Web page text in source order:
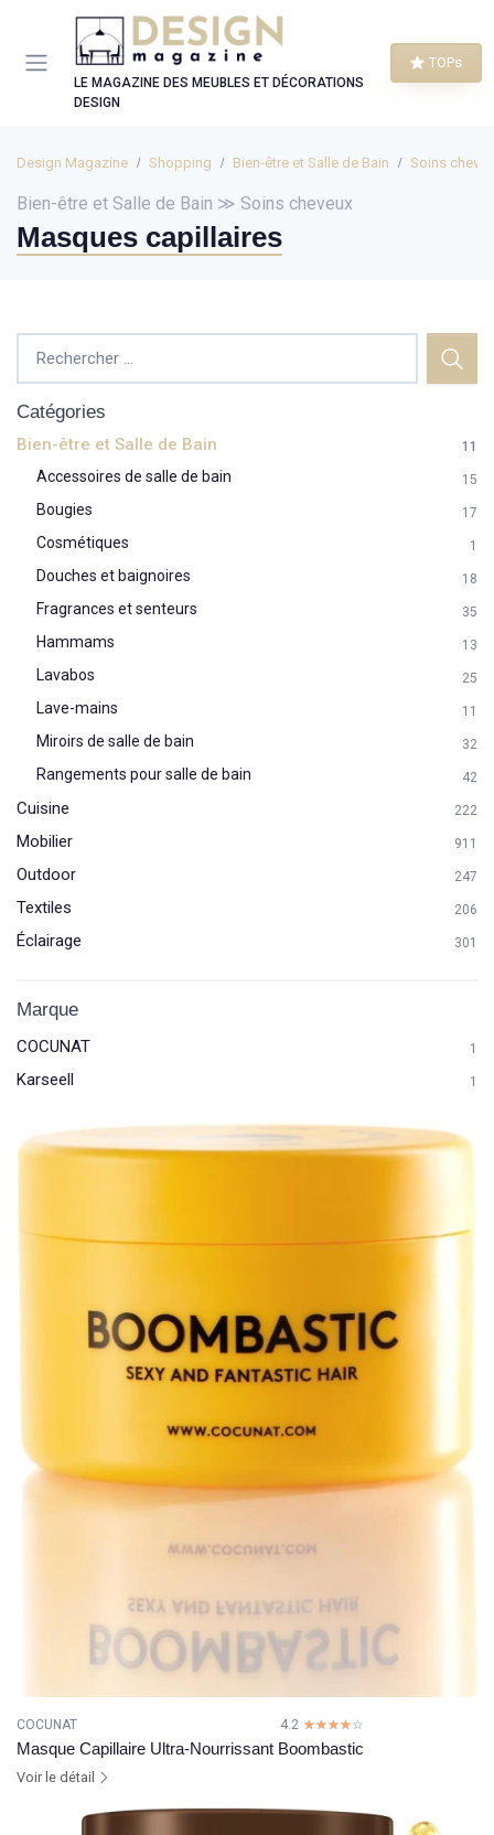
LE MAGAZINE DES MEUBLES ET DÉCORATIONS
DESIGN
TOPs
Design Magazine Shopping Bien-être et Salle de Bain Soins
Bien-être et Salle de Bain ≫ Soins cheveux
Masques capillaires
Catégories
Bien-être et Salle de Bain 11
Accessoires de salle de bain 15
Bougies 17
Cosmétiques 1
Douches et baignoires 18
Fragrances et senteurs 35
Hammams 13
Lavabos 25
Lave-mains 11
Miroirs de salle de bain 32
Rangements pour salle de bain 42
Cuisine 222
Mobilier 911
Outdoor 247
Textiles 206
Éclairage 301
Marque
COCUNAT 1
Karseell 1
COCUNAT 4.2 ☆☆☆☆☆
★★★★★
Masque Capillaire Ultra-Nourrissant Boombastic
Voir le détail
Panneau de gestion des cookies